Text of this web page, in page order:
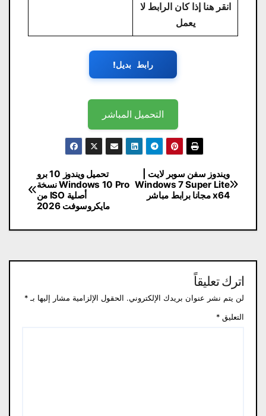
انقر هنا إذا كان الرابط لا
يعمل
رابط بديل!
التحميل المباشر
تصفّح
المقالات
تحميل ويندوز 10 برو
Windows 10 Pro نسخة
أصلية ISO من
مايكروسوفت 2026
ويندوز سفن سوبر لايت |
Windows 7 Super Lite
x64 مجانا برابط مباشر
اترك تعليقاً
لن يتم نشر عنوان بريدك الإلكتروني. الحقول الإلزامية مشار إليها بـ *
التعليق *